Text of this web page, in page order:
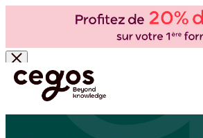
Skip to main content
Vous êtes ici : Accueil >Cegos, organisme de formation à
Efficacité professionnelle de l'assistant(e)